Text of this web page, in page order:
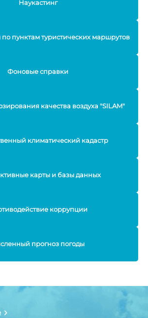
Наукастинг
пунктам туристических маршрутов
Фоновые справки
качества воздуха "SILAM"
климатический кадастр
карты и базы данных
коррупции
прогноз погоды